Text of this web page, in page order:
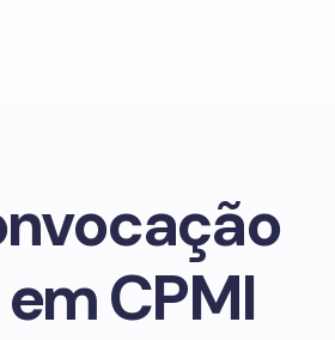
CPMI